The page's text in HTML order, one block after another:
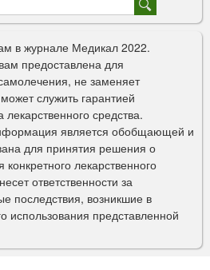
в журнале Медикал 2022.
предоставлена для
не заменяет
служить гарантией
средства.
является обобщающей и
для принятия решения о
лекарственного
ответственности за
последствия, возникшие в
использования представленной